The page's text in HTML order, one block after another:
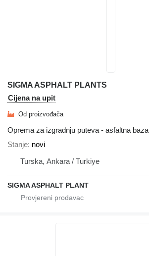
SIGMA ASPHALT PLANTS
Cijena na upit
Od proizvođača
Oprema za izgradnju puteva - asfaltna baza
Stanje novi
Turska, Ankara / Turkiye
SIGMA ASPHALT PLANT